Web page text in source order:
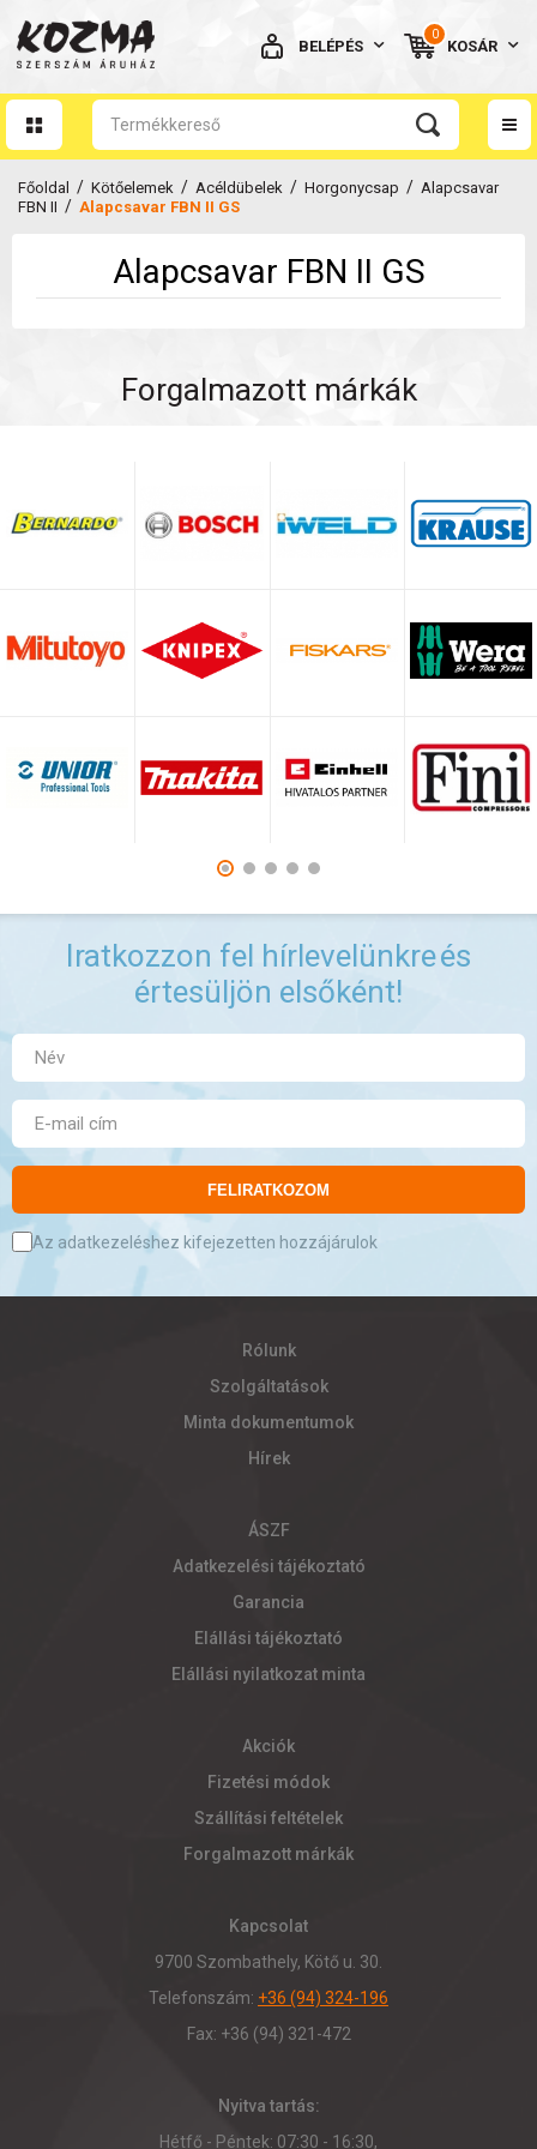
BELÉPÉS
NINCS MÉG FIÓKOM
0
KOSÁR
Főoldal / Kötőelemek / Acéldübelek / Horgonycsap / Alapcsavar
FBN II / Alapcsavar FBN II GS
Alapcsavar FBN II GS
Forgalmazott márkák
Iratkozzon fel hírlevelünkreés
értesüljön elsőként!
FELIRATKOZOM
Az adatkezeléshez kifejezetten hozzájárulok
Rólunk
Szolgáltatások
Minta dokumentumok
Hírek
ÁSZF
Adatkezelési tájékoztató
Garancia
Elállási tájékoztató
Elállási nyilatkozat minta
Akciók
Fizetési módok
Szállítási feltételek
Forgalmazott márkák
Kapcsolat
9700 Szombathely, Kötő u. 30.
Telefonszám: +36 (94) 324-196
Fax: +36 (94) 321-472
Nyitva tartás:
Hétfő - Péntek: 07:30 - 16:30,